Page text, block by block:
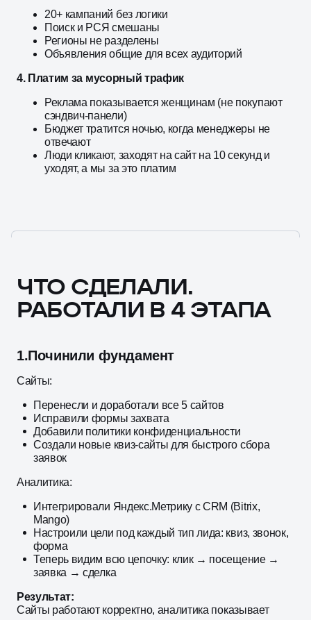
20+ кампаний без логики
Поиск и РСЯ смешаны
Регионы не разделены
Объявления общие для всех аудиторий
4. Платим за мусорный трафик
Реклама показывается женщинам (не покупают
сэндвич-панели)
Бюджет тратится ночью, когда менеджеры не
отвечают
Люди кликают, заходят на сайт на 10 секунд и
уходят, а мы за это платим
ЧТО СДЕЛАЛИ.
РАБОТАЛИ В 4 ЭТАПА
1.Починили фундамент
Сайты:
Перенесли и доработали все 5 сайтов
Исправили формы захвата
Добавили политики конфиденциальности
Создали новые квиз-сайты для быстрого сбора
заявок
Аналитика:
Интегрировали Яндекс.Метрику с CRM (Bitrix,
Mango)
Настроили цели под каждый тип лида: квиз, звонок,
форма
Теперь видим всю цепочку: клик → посещение →
заявка → сделка
Результат:
Сайты работают корректно, аналитика показывает